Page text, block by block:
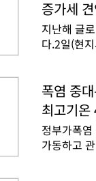
"한국과 중
생산을 의
량 부족 현
상청에 따
2~3주 이
농업개발
확량은 전
큰 감소를
증가세
지난해 글
다.2일(현
34TWh 늘
리지 않았
지난해 전
약 70% 높
폭염 중
최고기
정부가폭
가동하고